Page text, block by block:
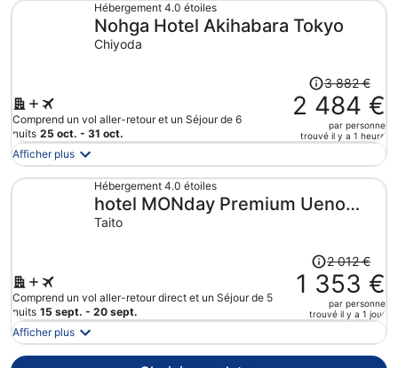
prix
de
1
886 €
par
Hébergement 4.0 étoiles
Nohga Hotel Akihabara Tokyo
Chiyoda
Comprend un vol aller-retour et un Séjour de 6
nuits 25 oct. - 31 oct.
prix
était
de
882 €.
prix
2
484 €
par
3 882 €
2 484 €
par personne
trouvé il y a 1 heure
Afficher plus
Hébergement 4.0 étoiles
hotel MONday Premium Ueno
Okachimachi
Taito
Comprend un vol aller-retour direct et un Séjour de 5
nuits 15 sept. - 20 sept.
prix
était
de
012 €.
2 012 €
1 353 €
par personne
trouvé il y a 1 jour
Afficher plus